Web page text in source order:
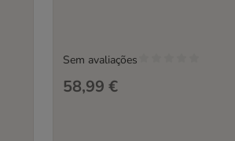
58,99 €
Sem avaliações